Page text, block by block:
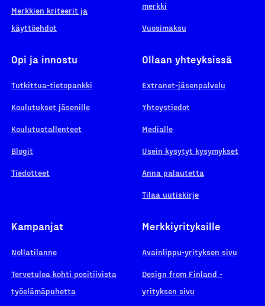
Merkkien kriteerit ja
käyttöehdot
merkki
Vuosimaksu
Opi ja innostu
Tutkittua-tietopankki
Koulutukset jäsenille
Koulutustallenteet
Blogit
Tiedotteet
Ollaan yhteyksissä
Extranet-jäsenpalvelu
Yhteystiedot
Medialle
Usein kysytyt kysymykset
Anna palautetta
Tilaa uutiskirje
Kampanjat
Nollatilanne
Tervetuloa kohti positiivista
työelämäpuhetta
Merkkiyrityksille
Avainlippu-yrityksen sivu
Design from Finland -
yrityksen sivu